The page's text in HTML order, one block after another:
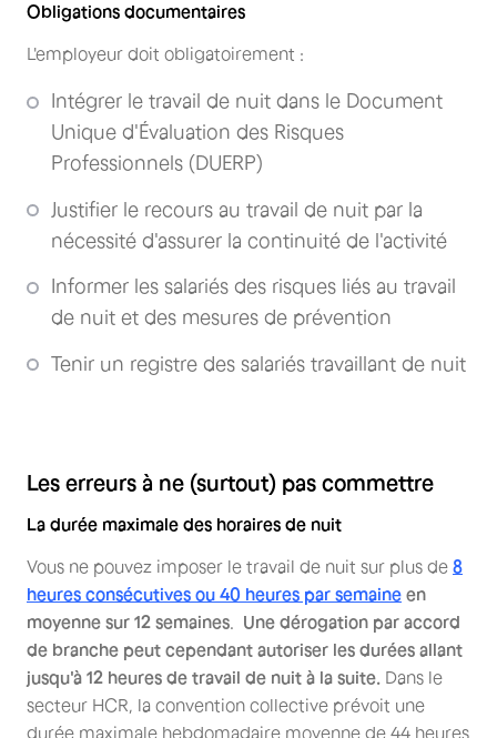
Obligations documentaires
L'employeur doit obligatoirement :
Intégrer le travail de nuit dans le Document
Unique d'Évaluation des Risques
Professionnels (DUERP)
Justifier le recours au travail de nuit par la
nécessité d'assurer la continuité de l'activité
Informer les salariés des risques liés au travail
de nuit et des mesures de prévention
Tenir un registre des salariés travaillant de nuit
Les erreurs à ne (surtout) pas commettre
La durée maximale des horaires de nuit
Vous ne pouvez imposer le travail de nuit sur plus de 8
heures consécutives ou 40 heures par semaine en
moyenne sur 12 semaines
Une dérogation par accord
de branche peut cependant autoriser les durées allant
jusqu'à 12 heures de travail de nuit à la suite. Dans le
secteur HCR, la convention collective prévoit une
durée maximale hebdomadaire moyenne de 44 heures